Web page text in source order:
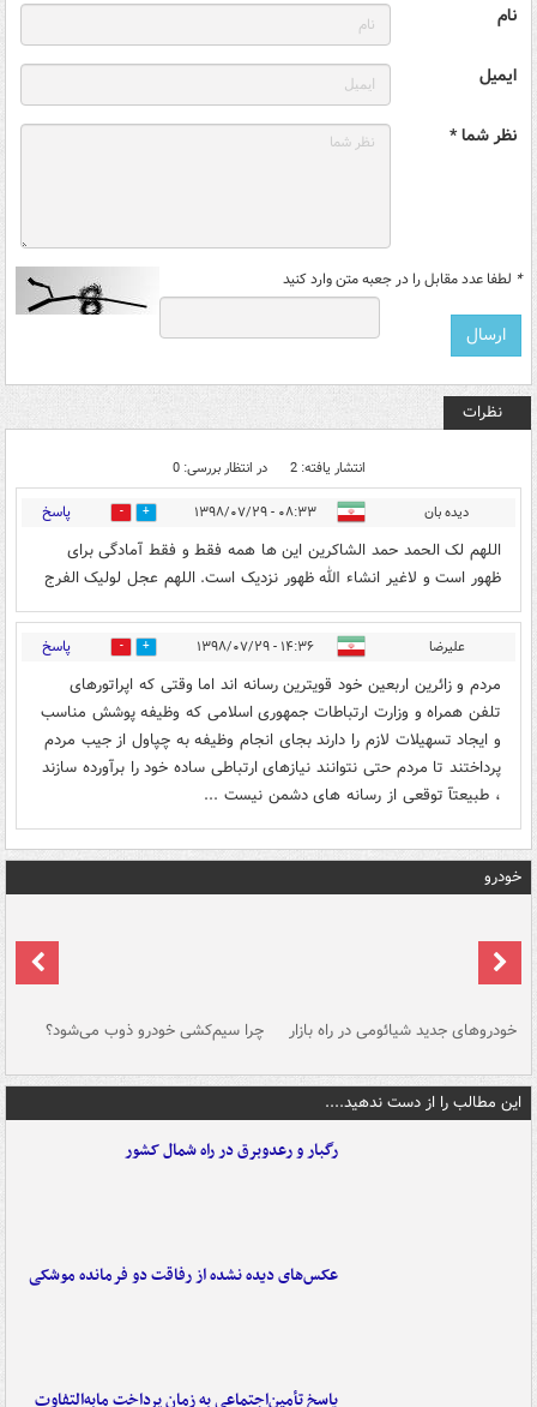
نام
ایمیل
نظر شما *
* لطفا عدد مقابل را در جعبه متن وارد کنید
نظرات
انتشار یافته: 2 در انتظار بررسی: 0
دیده بان ۰۸:۳۳ - ۱۳۹۸/۰۷/۲۹ 21 پاسخ
اللهم لک الحمد حمد الشاکرین این ها همه فقط و فقط آمادگی برای
ظهور است و لاغیر انشاء الله ظهور نزدیک است. اللهم عجل لولیک الفرج
علیرضا ۱۴:۳۶ - ۱۳۹۸/۰۷/۲۹ 3 پاسخ
مردم و زائرین اربعین خود قویترین رسانه اند اما وقتی که اپراتورهای
تلفن همراه و وزارت ارتباطات جمهوری اسلامی که وظیفه پوشش مناسب
و ایجاد تسهیلات لازم را دارند بجای انجام وظیفه به چپاول از جیب مردم
پرداختند تا مردم حتی نتوانند نیازهای ارتباطی ساده خود را برآورده سازند
، طبیعتآ توقعی از رسانه های دشمن نیست ...
خودرو
خودروهای جدید شیائومی در راه بازار چرا سیم‌کشی خودرو ذوب می‌شود؟
این مطالب را از دست ندهید....
رگبار و رعدوبرق در راه شمال کشور
عکس‌های دیده نشده از رفاقت دو فرمانده‌ موشکی
پاسخ تأمین‌اجتماعی به زمان پرداخت مابه‌التفاوت